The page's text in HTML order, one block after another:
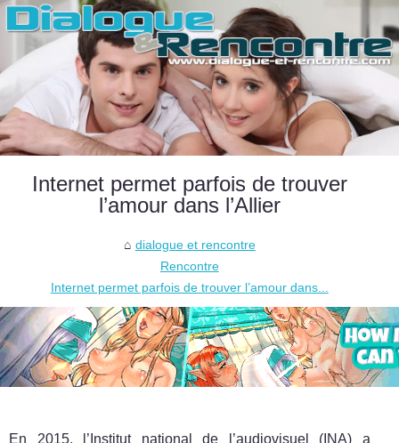
Internet permet parfois de trouver
l’amour dans l’Allier
dialogue et rencontre
Rencontre
Internet permet parfois de trouver l’amour dans...
En 2015, l’Institut national de l’audiovisuel (INA) a